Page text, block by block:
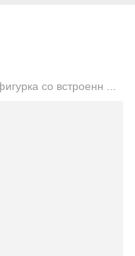
со встроенн ...